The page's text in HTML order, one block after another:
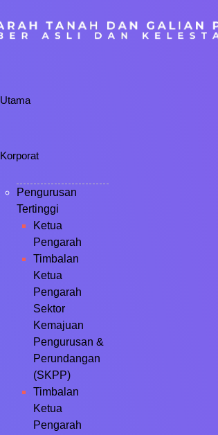
Utama
Korporat
Pengurusan
Tertinggi
Ketua
Pengarah
Timbalan
Ketua
Pengarah
Sektor
Kemajuan
Pengurusan &
Perundangan
(SKPP)
Timbalan
Ketua
Pengarah